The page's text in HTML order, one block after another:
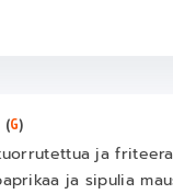
(G)
ja
ja sipulia